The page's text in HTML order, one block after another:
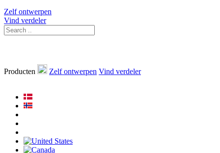
Zelf ontwerpen
Vind verdeler
Producten Zelf ontwerpen Vind verdeler